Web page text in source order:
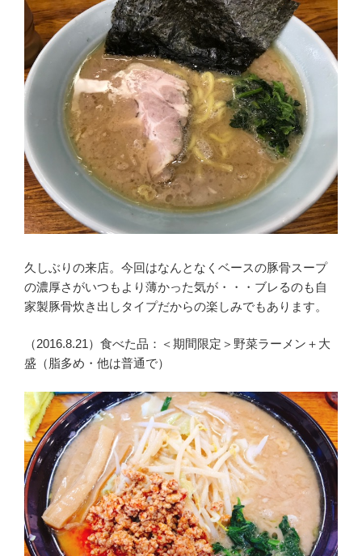
久しぶりの来店。今回はなんとなくベースの豚骨スープ
の濃厚さがいつもより薄かった気が・・・ブレるのも自
家製豚骨炊き出しタイプだからの楽しみでもあります。
（2016.8.21）食べた品：＜期間限定＞野菜ラーメン＋大
盛（脂多め・他は普通で）